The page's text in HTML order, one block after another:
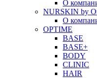
О
NURSKIN by
О
OPTIME
BASE
BASE+
BODY
CLINIC
HAIR